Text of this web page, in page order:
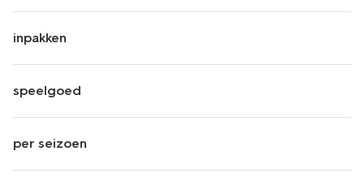
inpakken
speelgoed
per seizoen